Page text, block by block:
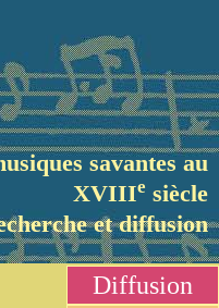
savantes au
XVIIIe siècle
et diffusion
Diffusion